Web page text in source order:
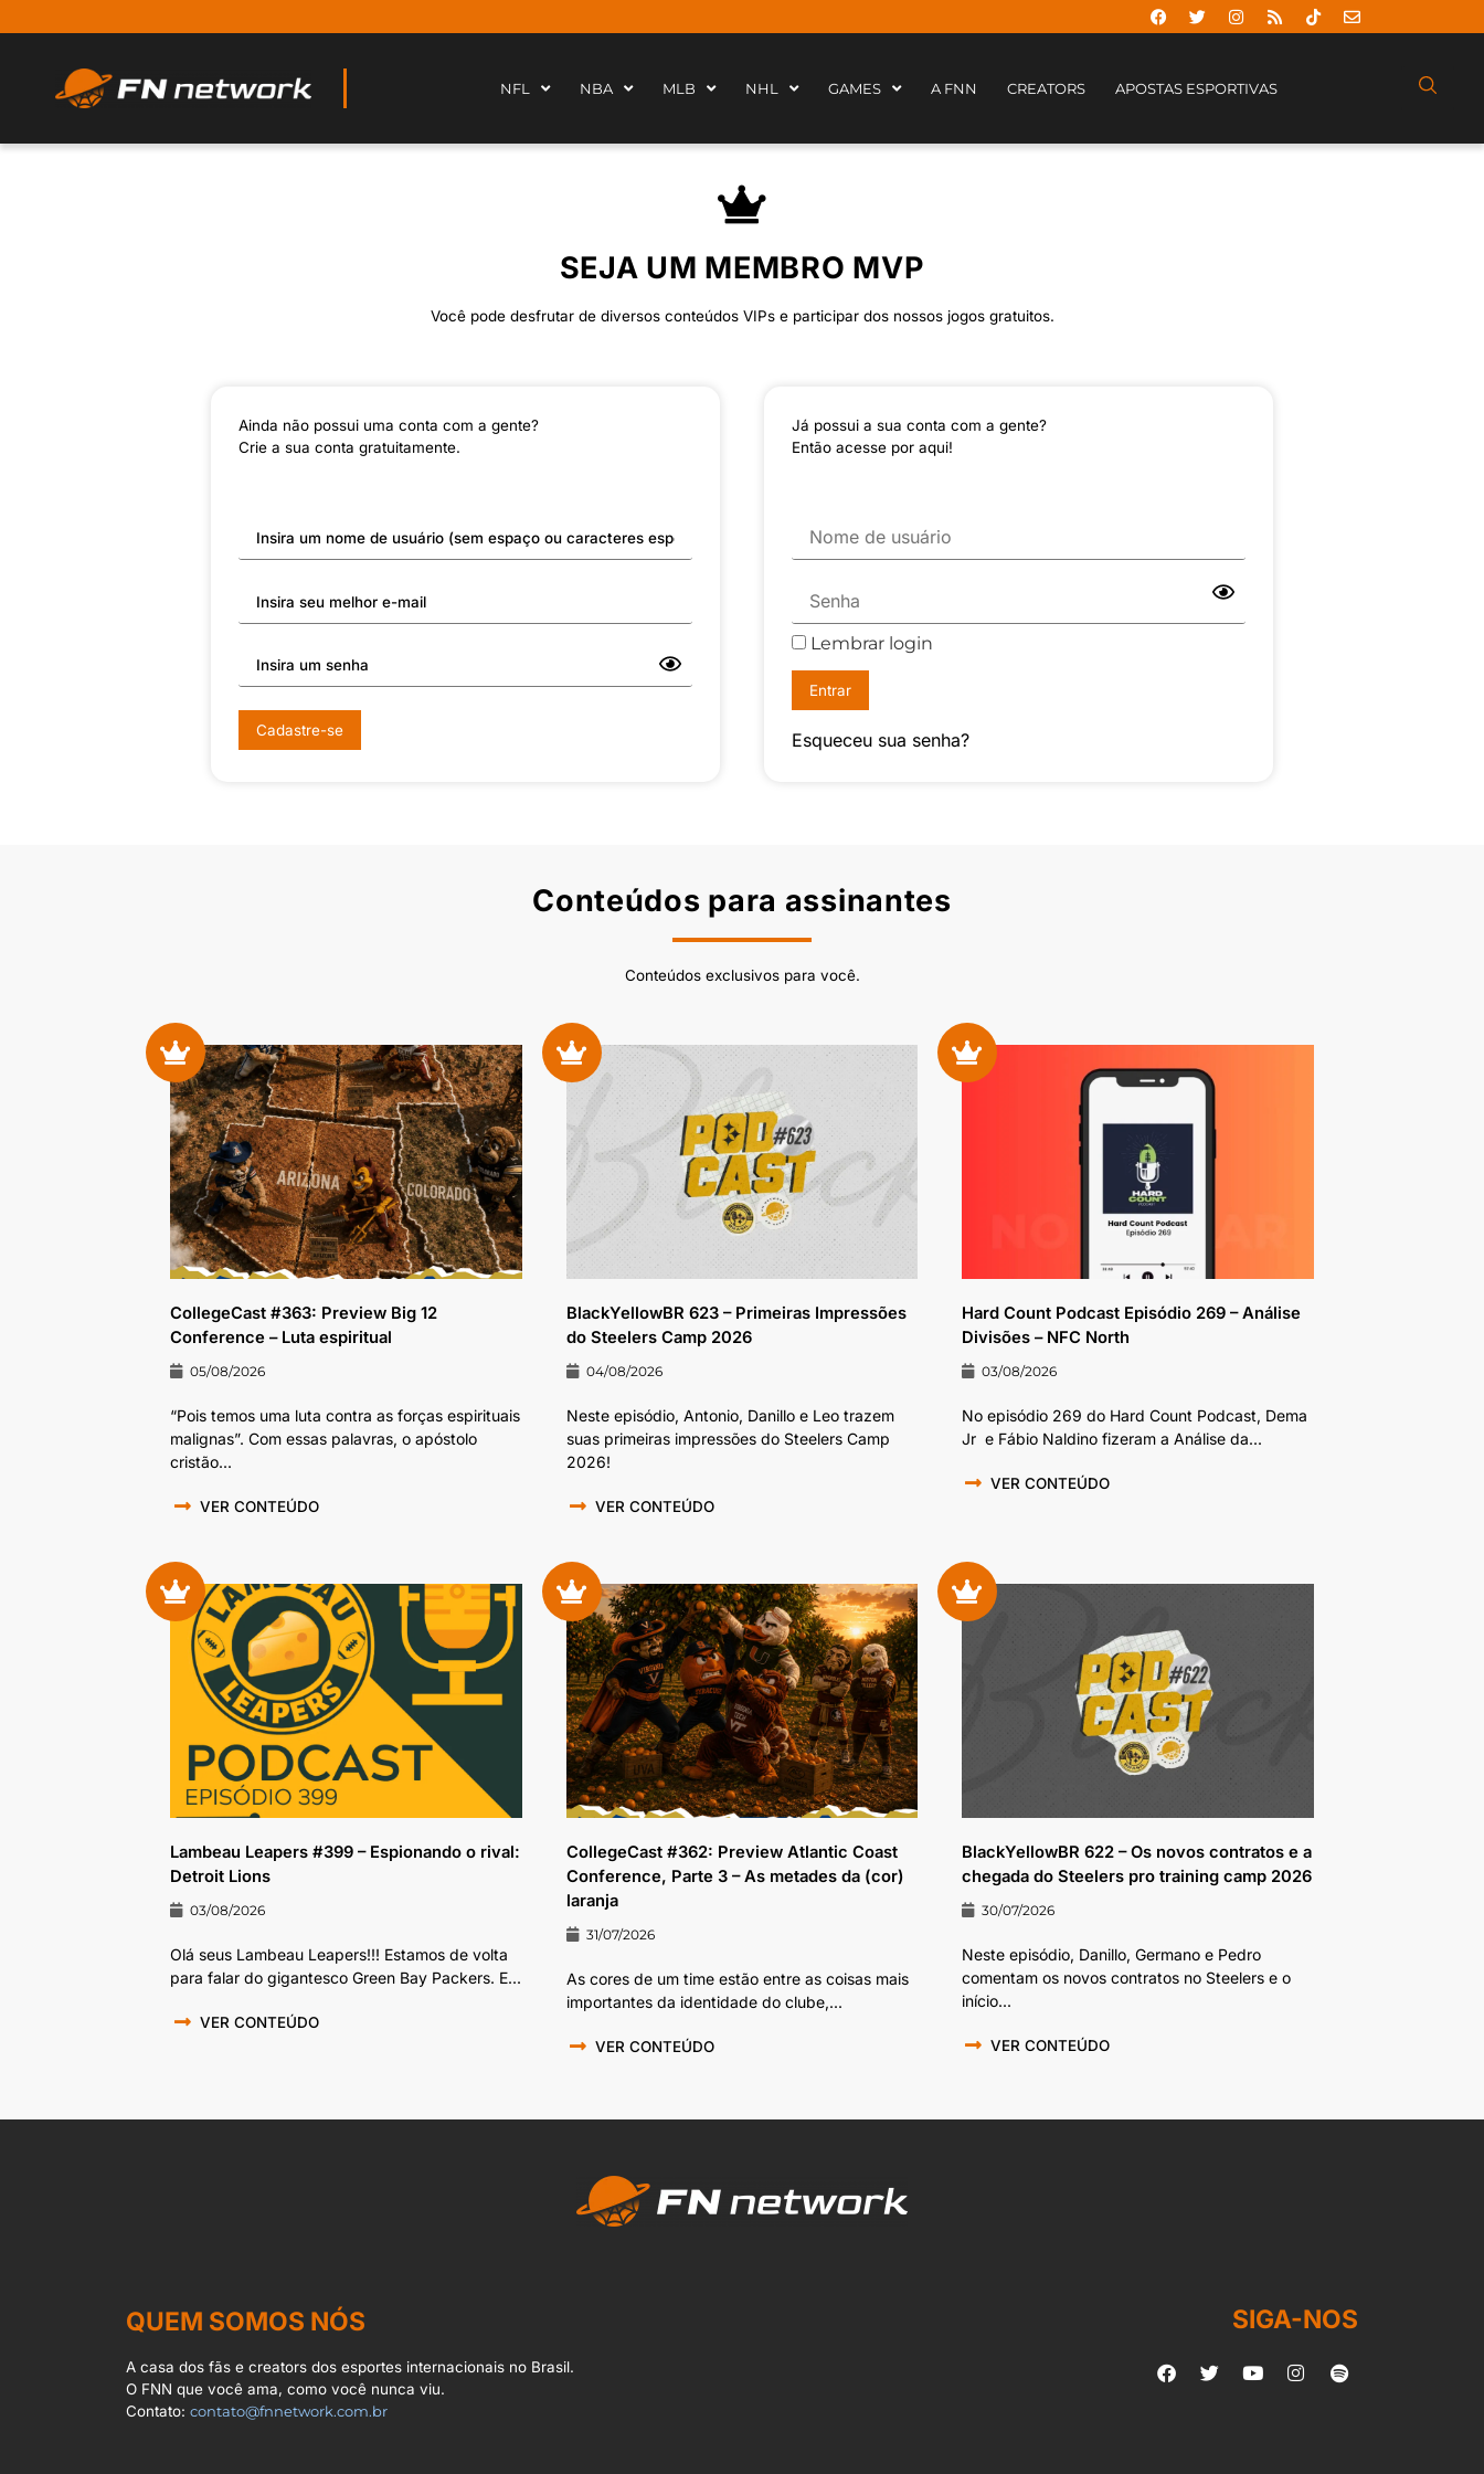
NFL NBA MLB NHL GAMES A FNN CREATORS APOSTAS ESPORTIVAS
SEJA UM MEMBRO MVP
Você pode desfrutar de diversos conteúdos VIPs e participar dos nossos jogos gratuitos.
Ainda não possui uma conta com a gente?
Crie a sua conta gratuitamente.
Cadastre-se
Já possui a sua conta com a gente?
Então acesse por aqui!
Lembrar login
Esqueceu sua senha?
Conteúdos para assinantes
Conteúdos exclusivos para você.
CollegeCast #363: Preview Big 12
Conference – Luta espiritual
05/08/2026
“Pois temos uma luta contra as forças espirituais
malignas”. Com essas palavras, o apóstolo
cristão...
VER CONTEÚDO
BlackYellowBR 623 – Primeiras Impressões
do Steelers Camp 2026
04/08/2026
Neste episódio, Antonio, Danillo e Leo trazem
suas primeiras impressões do Steelers Camp
2026!
VER CONTEÚDO
Hard Count Podcast Episódio 269 – Análise
Divisões – NFC North
03/08/2026
No episódio 269 do Hard Count Podcast, Dema
Jr⁠⁠⁠⁠⁠⁠ ⁠⁠⁠⁠⁠⁠⁠⁠⁠⁠⁠ e Fábio Naldino⁠⁠⁠⁠⁠⁠⁠⁠⁠⁠⁠⁠⁠⁠ fizeram a Análise da...
VER CONTEÚDO
Lambeau Leapers #399 – Espionando o rival:
Detroit Lions
03/08/2026
Olá seus Lambeau Leapers!!! Estamos de volta
para falar do gigantesco Green Bay Packers. E...
VER CONTEÚDO
CollegeCast #362: Preview Atlantic Coast
Conference, Parte 3 – As metades da (cor)
laranja
31/07/2026
As cores de um time estão entre as coisas mais
importantes da identidade do clube,...
VER CONTEÚDO
BlackYellowBR 622 – Os novos contratos e a
chegada do Steelers pro training camp 2026
30/07/2026
Neste episódio, Danillo, Germano e Pedro
comentam os novos contratos no Steelers e o
início...
VER CONTEÚDO
QUEM SOMOS NÓS
A casa dos fãs e creators dos esportes internacionais no Brasil.
O FNN que você ama, como você nunca viu.
Contato:contato@fnnetwork.com.br
SIGA-NOS